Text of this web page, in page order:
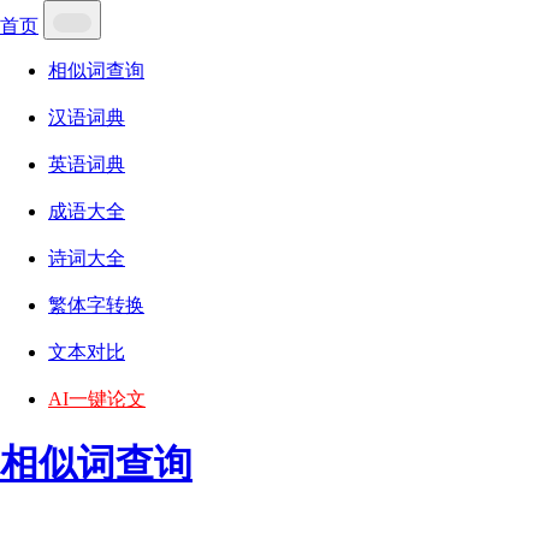
首页
相似词查询
汉语词典
英语词典
成语大全
诗词大全
繁体字转换
文本对比
AI一键论文
相似词查询